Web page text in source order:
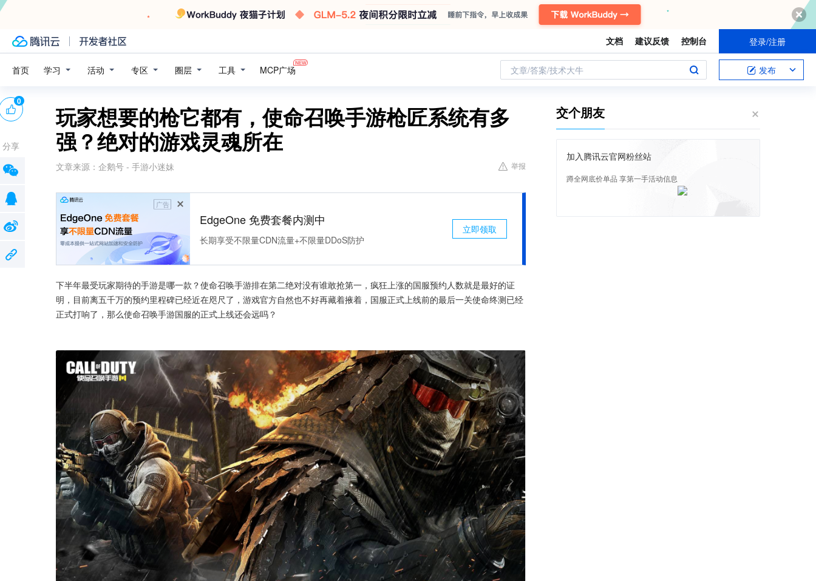
文档 建议反馈 控制台 登录/注册
首页 学习 活动 专区 圈层 工具 MCP广场 文章/答案/技术大牛 发布
玩家想要的枪它都有，使命召唤手游枪匠系统有多
强？绝对的游戏灵魂所在
文章来源： 企鹅号 - 手游小迷妹 举报
广告
EdgeOne 免费套餐内测中
长期享受不限量CDN流量+不限量DDoS防护
立即领取
下半年最受玩家期待的手游是哪一款？使命召唤手游排在第二绝对没有谁敢抢第一，疯狂上涨的国服预约人数就是最好的证
明，目前离五千万的预约里程碑已经近在咫尺了，游戏官方自然也不好再藏着掖着，国服正式上线前的最后一关使命终测已经
正式打响了，那么使命召唤手游国服的正式上线还会远吗？
0
分享
交个朋友
加入腾讯云官网粉丝站
蹲全网底价单品 享第一手活动信息